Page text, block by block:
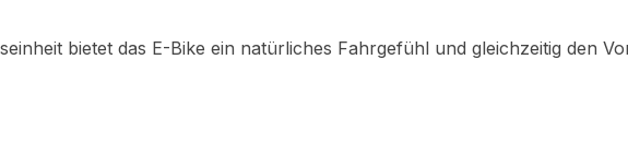
bietet das E-Bike ein natürliches Fahrgefühl und gleichzeitig den